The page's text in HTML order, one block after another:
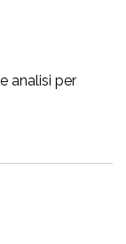
analisi per